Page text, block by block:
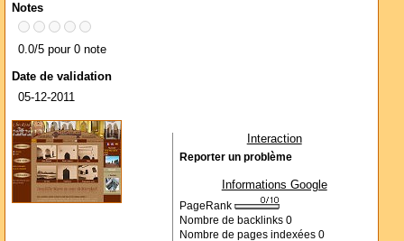
Notes
0.0/5 pour 0 note
Date de validation
05-12-2011
Interaction
Reporter un problème
Informations Google
PageRank
Nombre de backlinks 0
Nombre de pages indexées 0